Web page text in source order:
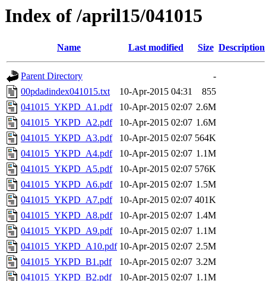
Index of /april15/041015
Name Last modified Size Description
Parent Directory
-
00pdadindex041015.txt
10-Apr-2015 04:31
855
041015_YKPD_A1.pdf
10-Apr-2015 02:07 2.6M
041015_YKPD_A2.pdf
10-Apr-2015 02:07 1.6M
041015_YKPD_A3.pdf
10-Apr-2015 02:07 564K
041015_YKPD_A4.pdf
10-Apr-2015 02:07 1.1M
041015_YKPD_A5.pdf
10-Apr-2015 02:07 576K
041015_YKPD_A6.pdf
10-Apr-2015 02:07 1.5M
041015_YKPD_A7.pdf
10-Apr-2015 02:07 401K
041015_YKPD_A8.pdf
10-Apr-2015 02:07 1.4M
041015_YKPD_A9.pdf
10-Apr-2015 02:07 1.1M
041015_YKPD_A10.pdf 10-Apr-2015 02:07 2.5M
041015_YKPD_B1.pdf
10-Apr-2015 02:07 3.2M
041015_YKPD_B2.pdf
10-Apr-2015 02:07 1.1M